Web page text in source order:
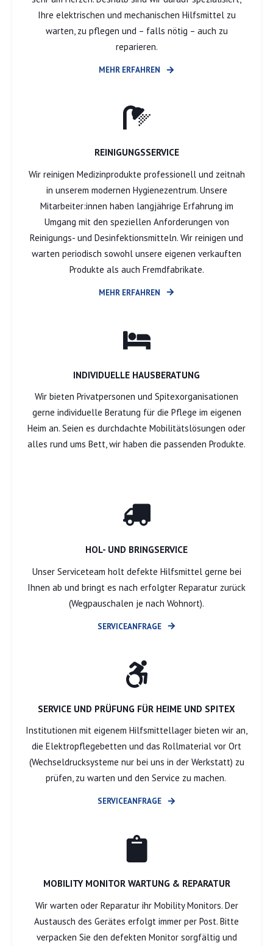
Ihre elektrischen und mechanischen Hilfsmittel zu
warten, zu pflegen und – falls nötig – auch zu
reparieren.
MEHR ERFAHREN
REINIGUNGSSERVICE
Wir reinigen Medizinprodukte professionell und zeitnah
in unserem modernen Hygienezentrum. Unsere
Mitarbeiter:innen haben langjährige Erfahrung im
Umgang mit den speziellen Anforderungen von
Reinigungs- und Desinfektionsmitteln. Wir reinigen und
warten periodisch sowohl unsere eigenen verkauften
Produkte als auch Fremdfabrikate.
MEHR ERFAHREN
INDIVIDUELLE HAUSBERATUNG
Wir bieten Privatpersonen und Spitexorganisationen
gerne individuelle Beratung für die Pflege im eigenen
Heim an. Seien es durchdachte Mobilitätslösungen oder
alles rund ums Bett, wir haben die passenden Produkte.
HOL- UND BRINGSERVICE
Unser Serviceteam holt defekte Hilfsmittel gerne bei
Ihnen ab und bringt es nach erfolgter Reparatur zurück
(Wegpauschalen je nach Wohnort).
SERVICEANFRAGE
SERVICE UND PRÜFUNG FÜR HEIME UND SPITEX
Institutionen mit eigenem Hilfsmittellager bieten wir an,
die Elektropflegebetten und das Rollmaterial vor Ort
(Wechseldrucksysteme nur bei uns in der Werkstatt) zu
prüfen, zu warten und den Service zu machen.
SERVICEANFRAGE
MOBILITY MONITOR WARTUNG & REPARATUR
Wir warten oder Reparatur ihr Mobility Monitors. Der
Austausch des Gerätes erfolgt immer per Post. Bitte
verpacken Sie den defekten Monitor sorgfältig und